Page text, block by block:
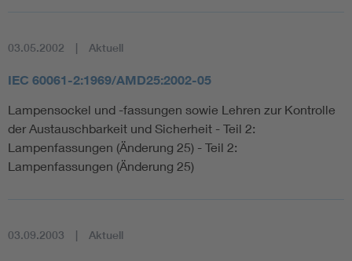
03.05.2002 Aktuell
IEC 60061-2:1969/AMD25:2002-05
Lampensockel und -fassungen sowie Lehren zur Kontrolle
der Austauschbarkeit und Sicherheit - Teil 2:
Lampenfassungen (Änderung 25) - Teil 2:
Lampenfassungen (Änderung 25)
03.09.2003 Aktuell